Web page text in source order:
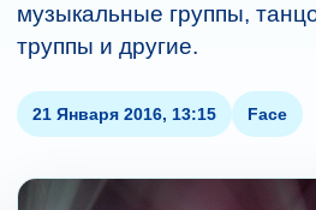
музыкальные группы,
труппы и другие.
21 Января 2016, 13:15 Face